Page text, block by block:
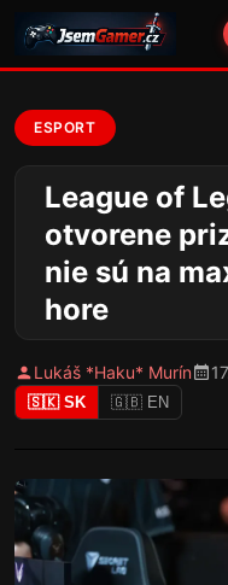
ESPORT
League of
otvorene
nie sú na
hore
Lukáš *Haku* Murín
🇸🇰 SK 🇬🇧 EN